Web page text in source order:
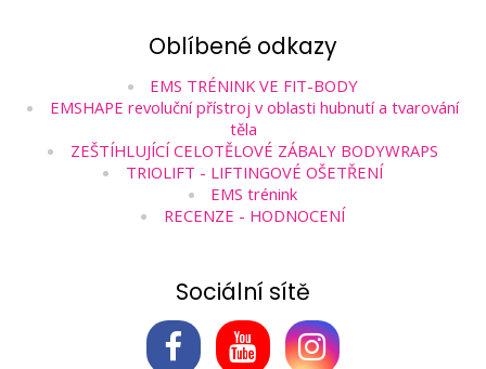
Oblíbené odkazy
EMS TRÉNINK VE FIT-BODY
EMSHAPE revoluční přístroj v oblasti hubnutí a tvarování
těla
ZEŠTÍHLUJÍCÍ CELOTĚLOVÉ ZÁBALY BODYWRAPS
TRIOLIFT - LIFTINGOVÉ OŠETŘENÍ
EMS trénink
RECENZE - HODNOCENÍ
Sociální sítě